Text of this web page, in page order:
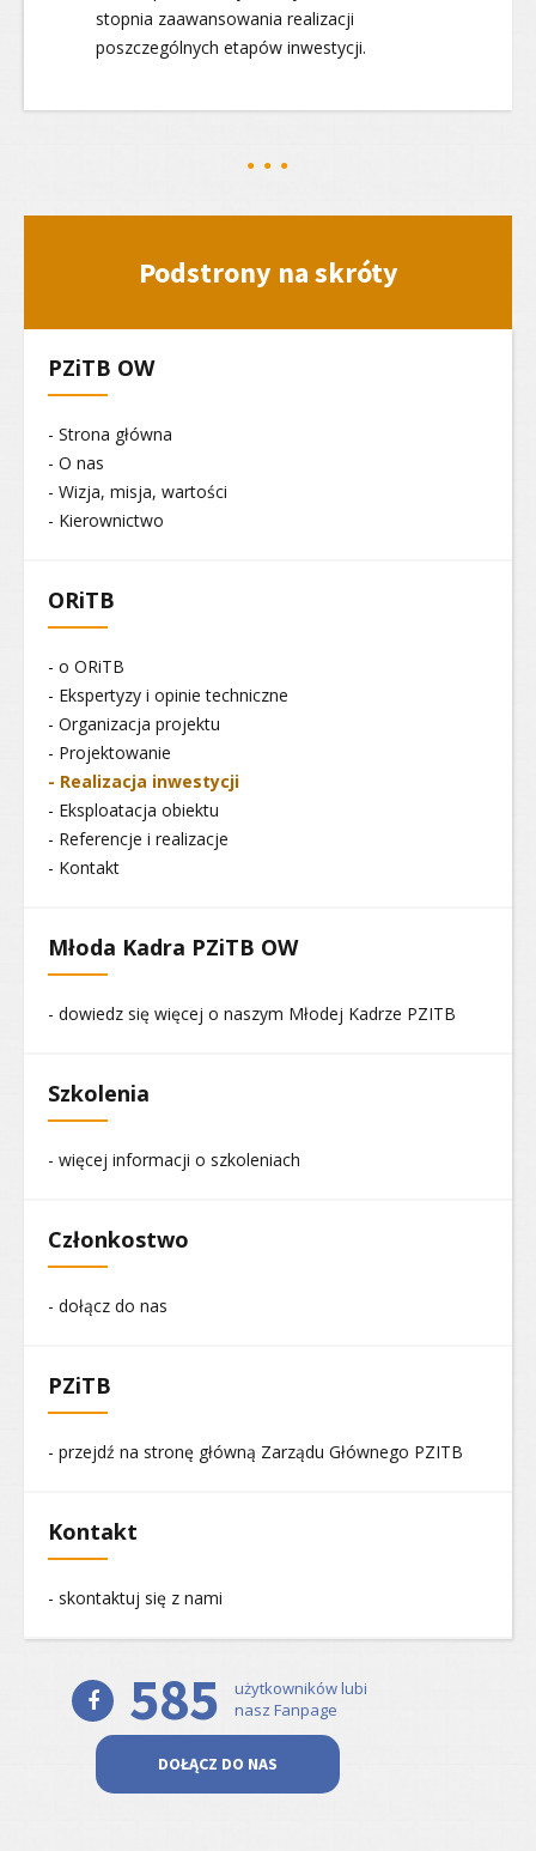
stopnia zaawansowania realizacji
poszczególnych etapów inwestycji.
Podstrony na skróty
PZiTB OW
- Strona główna
- O nas
- Wizja, misja, wartości
- Kierownictwo
ORiTB
- o ORiTB
- Ekspertyzy i opinie techniczne
- Organizacja projektu
- Projektowanie
- Realizacja inwestycji
- Eksploatacja obiektu
- Referencje i realizacje
- Kontakt
Młoda Kadra PZiTB OW
- dowiedz się więcej o naszym Młodej Kadrze PZITB
Szkolenia
- więcej informacji o szkoleniach
Członkostwo
- dołącz do nas
PZiTB
- przejdź na stronę główną Zarządu Głównego PZITB
Kontakt
- skontaktuj się z nami
585
użytkowników lubi
nasz Fanpage
DOŁĄCZ DO NAS